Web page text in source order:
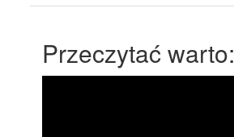
Przeczytać warto: